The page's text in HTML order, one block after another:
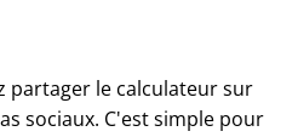
partager le calculateur sur
sociaux. C'est simple pour